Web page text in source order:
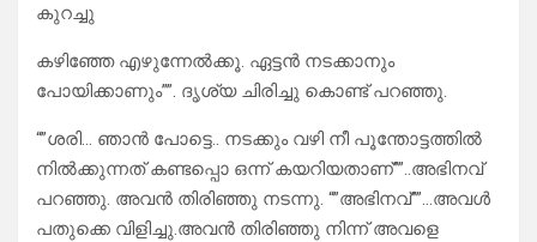
കുറച്ചു
കഴിഞ്ഞേ എഴുന്നേൽക്കൂ. ഏട്ടൻ നടക്കാനും
പോയിക്കാണും””. ദൃശ്യ ചിരിച്ചു കൊണ്ട് പറഞ്ഞു.
“”ശരി… ഞാൻ പോട്ടെ.. നടക്കും വഴി നീ പൂന്തോട്ടത്തിൽ
നിൽക്കുന്നത് കണ്ടപ്പൊ ഒന്ന് കയറിയതാണ്””..അഭിനവ്
പറഞ്ഞു. അവൻ തിരിഞ്ഞു നടന്നു. “”അഭിനവ്””…അവൾ
പതുക്കെ വിളിച്ചു.അവൻ തിരിഞ്ഞു നിന്ന് അവളെ